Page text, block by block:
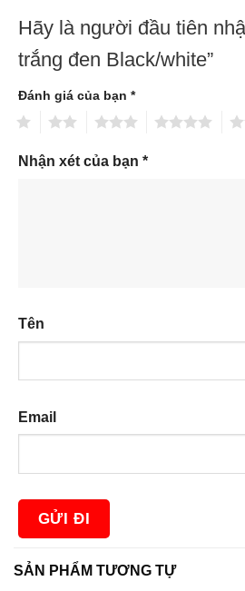
Hãy là người đầu tiên
trắng đen Black/white”
Đánh giá của bạn *
Nhận xét của bạn *
Tên
Email
SẢN PHẨM TƯƠNG TỰ